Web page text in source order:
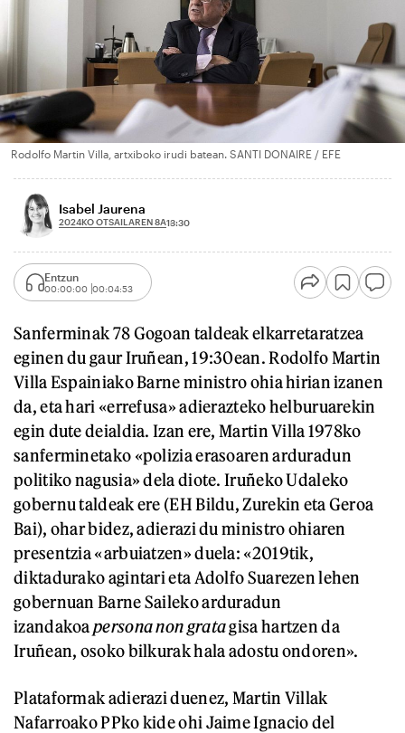
Rodolfo Martin Villa, artxiboko irudi batean. SANTI DONAIRE / EFE
Isabel Jaurena
2024KO OTSAILAREN 8A13:30
Entzun
00:00:00 00:04:53
Sanferminak 78 Gogoan taldeak elkarretaratzea
eginen du gaur Iruñean, 19:30ean. Rodolfo Martin
Villa Espainiako Barne ministro ohia hirian izanen
da, eta hari «errefusa» adierazteko helburuarekin
egin dute deialdia. Izan ere, Martin Villa 1978ko
sanferminetako «polizia erasoaren arduradun
politiko nagusia» dela diote. Iruñeko Udaleko
gobernu taldeak ere (EH Bildu, Zurekin eta Geroa
Bai), ohar bidez, adierazi du ministro ohiaren
presentzia «arbuiatzen» duela: «2019tik,
diktadurako agintari eta Adolfo Suarezen lehen
gobernuan Barne Saileko arduradun
izandakoapersona non gratagisa hartzen da
Iruñean, osoko bilkurak hala adostu ondoren».
Plataformak adierazi duenez, Martin Villak
Nafarroako PPko kide ohi Jaime Ignacio del